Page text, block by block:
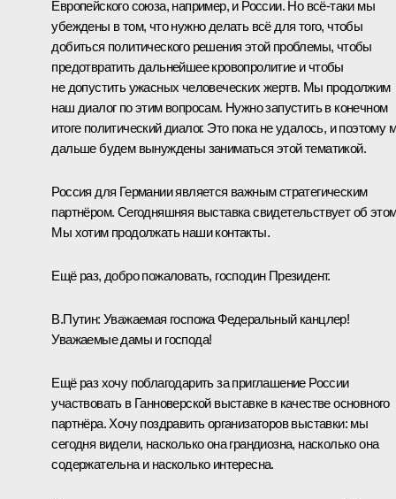
Европейского союза, например, и России. Но всё‑таки мы
убеждены в том, что нужно делать всё для того, чтобы
добиться политического решения этой проблемы, чтобы
предотвратить дальнейшее кровопролитие и чтобы
не допустить ужасных человеческих жертв. Мы продолжим
наш диалог по этим вопросам. Нужно запустить в конечном
итоге политический диалог. Это пока не удалось, и поэтому
дальше будем вынуждены заниматься этой тематикой.
Россия для Германии является важным стратегическим
партнёром. Сегодняшняя выставка свидетельствует об
Мы хотим продолжать наши контакты.
Ещё раз, добро пожаловать, господин Президент.
В.Путин: Уважаемая госпожа Федеральный канцлер!
Уважаемые дамы и господа!
Ещё раз хочу поблагодарить за приглашение России
участвовать в Ганноверской выставке в качестве основного
партнёра. Хочу поздравить организаторов выставки: мы
сегодня видели, насколько она грандиозна, насколько она
содержательна и насколько интересна.